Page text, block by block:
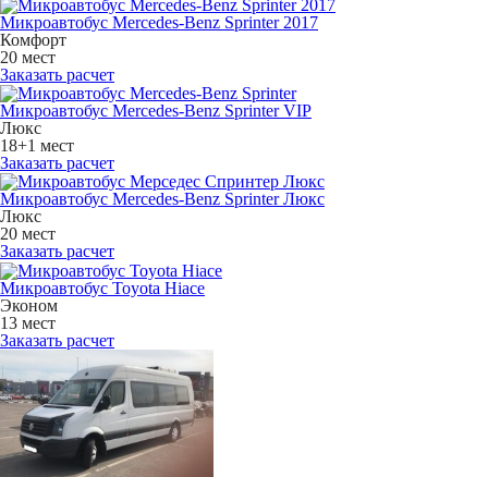
Микроавтобус Mercedes-Benz Sprinter 2017
Комфорт
20 мест
Заказать расчет
Микроавтобус Mercedes-Benz Sprinter VIP
Люкс
18+1 мест
Заказать расчет
Микроавтобус Mercedes-Benz Sprinter Люкс
Люкс
20 мест
Заказать расчет
Микроавтобус Toyota Hiace
Эконом
13 мест
Заказать расчет